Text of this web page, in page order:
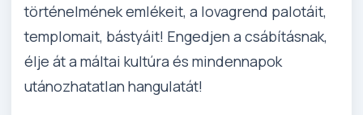
történelmének emlékeit, a lovagrend palotáit,
templomait, bástyáit! Engedjen a csábításnak,
élje át a máltai kultúra és mindennapok
utánozhatatlan hangulatát!